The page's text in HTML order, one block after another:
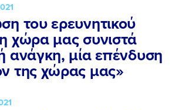
του ερευνητικού
χώρα μας συνιστά
ανάγκη, μία επένδυση
της χώρας μας»